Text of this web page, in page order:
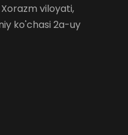
viloyati,
ko'chasi 2a-uy